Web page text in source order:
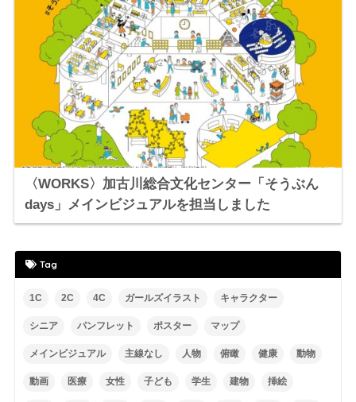
〈WORKS〉加古川総合文化センター「そうぶん
days」メインビジュアルを担当しました
Tag
1C 2C 4C ガールズイラスト キャラクター
シニア パンフレット ポスター マップ
メインビジュアル 主線なし 人物 俯瞰 健康 動物
動画 医療 女性 子ども 学生 建物 挿絵